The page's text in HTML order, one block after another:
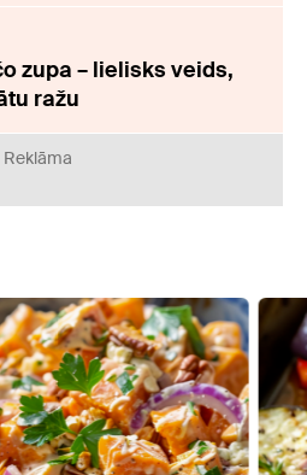
zupa – lielisks veids,
ražu
Reklāma